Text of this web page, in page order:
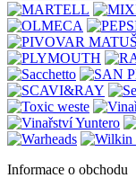
Informace o obchodu